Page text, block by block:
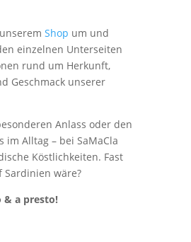
Shop um und
einzelnen Unterseiten
rund um Herkunft,
Geschmack unserer
Anlass oder den
im Alltag – bei SaMaCla
Köstlichkeiten. Fast
Sardinien wäre?
& a presto!